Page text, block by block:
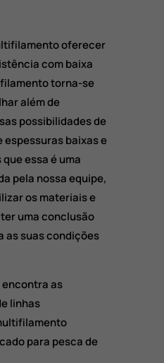
oferecer
com baixa
torna-se
além de
possibilidades de
espessuras baixas e
essa é uma
pela nossa equipe,
os materiais e
uma conclusão
as suas condições
encontra as
linhas
para pesca de